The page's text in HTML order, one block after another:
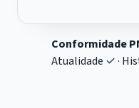
Conformidade
Atualidade ✓ ·